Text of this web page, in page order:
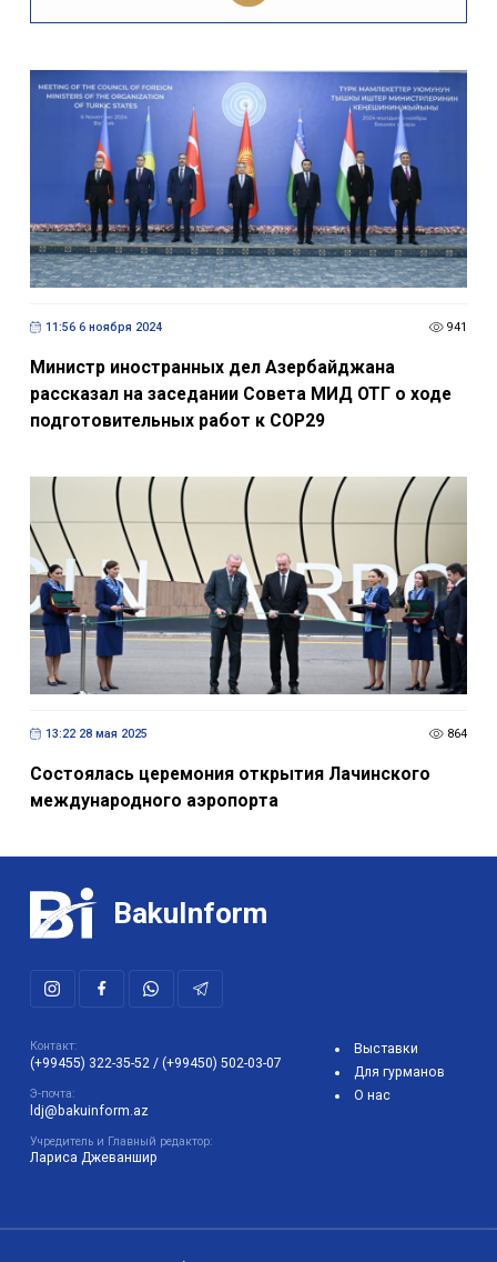
11:56 6 ноября 2024 941
Министр иностранных дел Азербайджана
рассказал на заседании Совета МИД ОТГ о ходе
подготовительных работ к COP29
13:22 28 мая 2025 864
Состоялась церемония открытия Лачинского
международного аэропорта
BakuInform
Контакт:
(+99455) 322-35-52/ (+99450) 502-03-07
Э-почта:
ldj@bakuinform.az
Учредитель и Главный редактор:
Лариса Джеваншир
Выставки
Для гурманов
О нас